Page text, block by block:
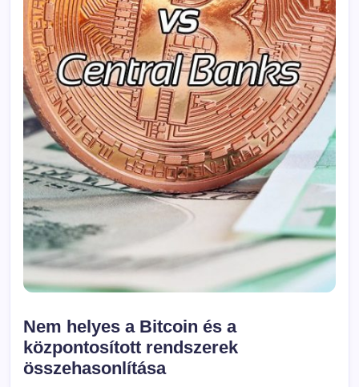
Nem helyes a Bitcoin és a
központosított rendszerek
összehasonlítása